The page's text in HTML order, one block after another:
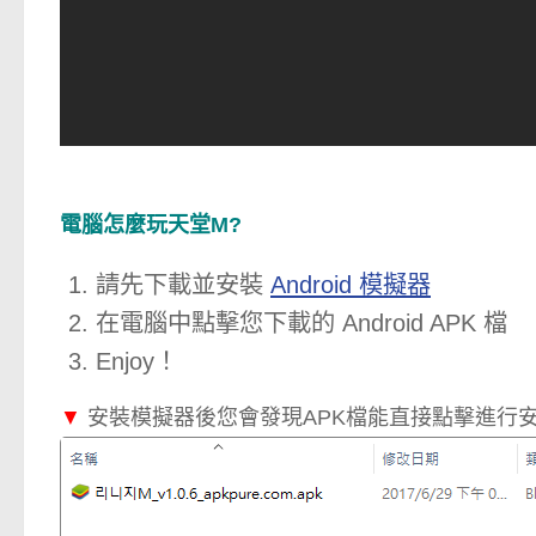
電腦怎麼玩天堂M?
請先下載並安裝 Android 模擬器
在電腦中點擊您下載的 Android APK 檔
Enjoy！
▼ 安裝模擬器後您會發現APK檔能直接點擊進行